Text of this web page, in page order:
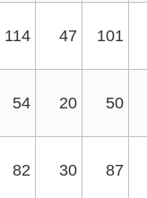
114 47 101
54 20 50
82 30 87